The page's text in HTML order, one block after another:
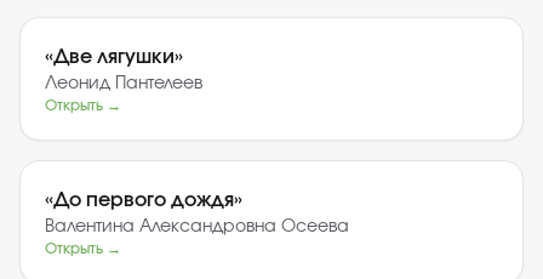
«Две лягушки»
Леонид Пантелеев
Открыть →
«До первого дождя»
Валентина Александровна Осеева
Открыть →